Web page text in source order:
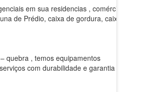
em sua residencias , comércios
de Prédio, caixa de gordura, caixa
quebra , temos equipamentos
com durabilidade e garantia